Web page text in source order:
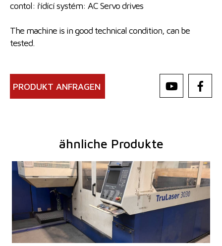
contol: řídící systém: AC Servo drives
The machine is in good technical condition, can be
tested.
PRODUKT ANFRAGEN
ähnliche Produkte
Baujahr:
2007
Max. Werkstücklänge
3000 mm
Max. Werkstückbreite
1500 mm
Max. Blechdicke
20 mm
Laserleistung
3200 W
nein
Max. Werkstückgewicht
900 kg
Maschinenabmessungen L x B x H
8800 x 6010 x 2400 mm
Maschinengewicht
12000 kg